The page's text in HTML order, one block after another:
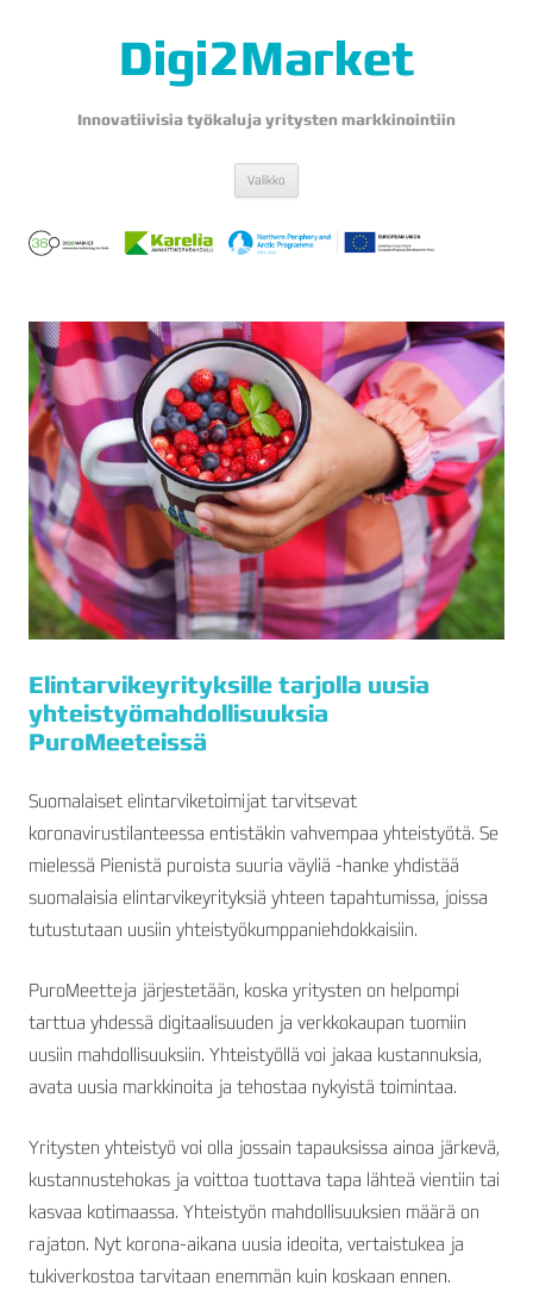
Digi2Market
Innovatiivisia työkaluja yritysten markkinointiin
Valikko
Elintarvikeyrityksille tarjolla uusia
yhteistyömahdollisuuksia
PuroMeeteissä
Suomalaiset elintarviketoimijat tarvitsevat
koronavirustilanteessa entistäkin vahvempaa yhteistyötä. Se
mielessä Pienistä puroista suuria väyliä -hanke yhdistää
suomalaisia elintarvikeyrityksiä yhteen tapahtumissa, joissa
tutustutaan uusiin yhteistyökumppaniehdokkaisiin.
PuroMeetteja järjestetään, koska yritysten on helpompi
tarttua yhdessä digitaalisuuden ja verkkokaupan tuomiin
uusiin mahdollisuuksiin. Yhteistyöllä voi jakaa kustannuksia,
avata uusia markkinoita ja tehostaa nykyistä toimintaa.
Yritysten yhteistyö voi olla jossain tapauksissa ainoa järkevä,
kustannustehokas ja voittoa tuottava tapa lähteä vientiin tai
kasvaa kotimaassa. Yhteistyön mahdollisuuksien määrä on
rajaton. Nyt korona-aikana uusia ideoita, vertaistukea ja
tukiverkostoa tarvitaan enemmän kuin koskaan ennen.